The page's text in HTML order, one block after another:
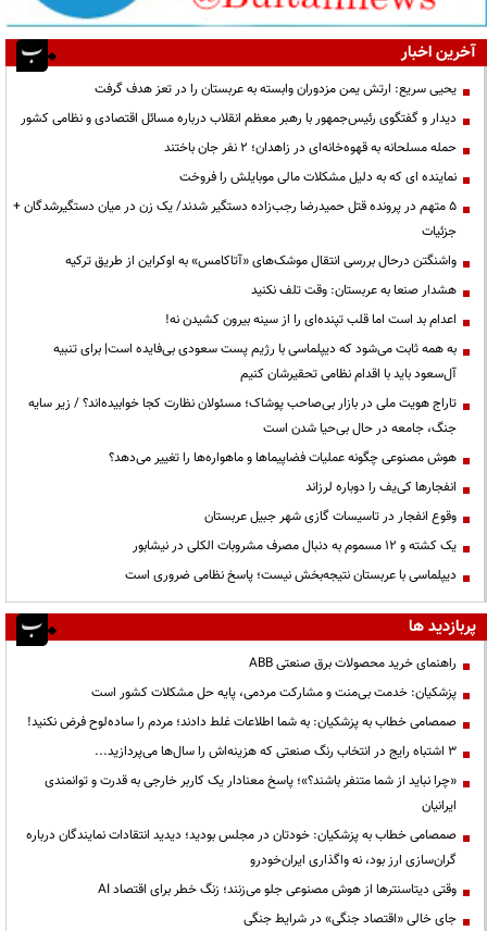
آخرین اخبار
یحیی سریع: ارتش یمن مزدوران وابسته به عربستان را در تعز هدف گرفت
دیدار و گفتگوی رئیس‌جمهور با رهبر معظم انقلاب درباره مسائل اقتصادی و نظامی کشور
حمله مسلحانه به قهوه‌خانه‌ای در زاهدان؛ ۲ نفر جان باختند
نماینده ای که به دلیل مشکلات مالی موبایلش را فروخت
۵ متهم در پرونده قتل حمیدرضا رجب‌زاده دستگیر شدند/ یک زن در میان دستگیرشدگان +
جزئیات
واشنگتن درحال بررسی انتقال موشک‌های «آتاکامس» به اوکراین از طریق ترکیه
هشدار صنعا به عربستان: وقت تلف نکنید
اعدام بد است اما قلب تپنده‌ای را از سینه بیرون کشیدن نه!
به همه ثابت می‌شود که دیپلماسی با رژیم پست سعودی بی‌فایده است| برای تنبیه
آل‌سعود باید با اقدام نظامی تحقیرشان کنیم
تاراج هویت ملی در بازار بی‌صاحب پوشاک؛ مسئولان نظارت کجا خوابیده‌اند؟ / زیر سایه
جنگ، جامعه در حال بی‌حیا شدن است
هوش مصنوعی چگونه عملیات فضاپیماها و ماهواره‌ها را تغییر می‌دهد؟
انفجارها کی‌یف را دوباره لرزاند
وقوع انفجار در تاسیسات گازی شهر جبیل عربستان
یک کشته و ۱۲ مسموم به دنبال مصرف مشروبات الکلی در نیشابور
دیپلماسی با عربستان نتیجه‌بخش نیست؛ پاسخ نظامی ضروری است
پربازدید ها
راهنمای خرید محصولات برق صنعتی ABB
پزشکیان: خدمت بی‌منت و مشارکت مردمی، پایه حل مشکلات کشور است
صمصامی خطاب به پزشکیان: به شما اطلاعات غلط دادند؛ مردم را ساده‌لوح فرض نکنید!
3 اشتباه رایج در انتخاب رنگ صنعتی که هزینه‌اش را سال‌ها می‌پردازید...
«چرا نباید از شما متنفر باشند؟»؛ پاسخ معنادار یک کاربر خارجی به قدرت و توانمندی
ایرانیان
صمصامی خطاب به پزشکیان: خودتان در مجلس بودید؛ دیدید انتقادات نمایندگان درباره
گران‌سازی ارز بود، نه واگذاری ایران‌خودرو
وقتی دیتاسنترها از هوش مصنوعی جلو می‌زنند؛ زنگ خطر برای اقتصاد AI
جای خالی «اقتصاد جنگی» در شرایط جنگی